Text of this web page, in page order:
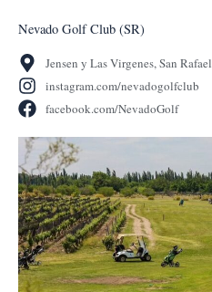
Nevado Golf Club (SR)
Jensen y Las Virgenes, San Rafael
instagram.com/nevadogolfclub
facebook.com/NevadoGolf